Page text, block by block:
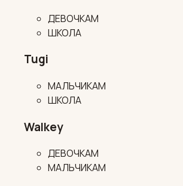
ДЕВОЧКАМ
ШКОЛА
Tugi
МАЛЬЧИКАМ
ШКОЛА
Walkey
ДЕВОЧКАМ
МАЛЬЧИКАМ